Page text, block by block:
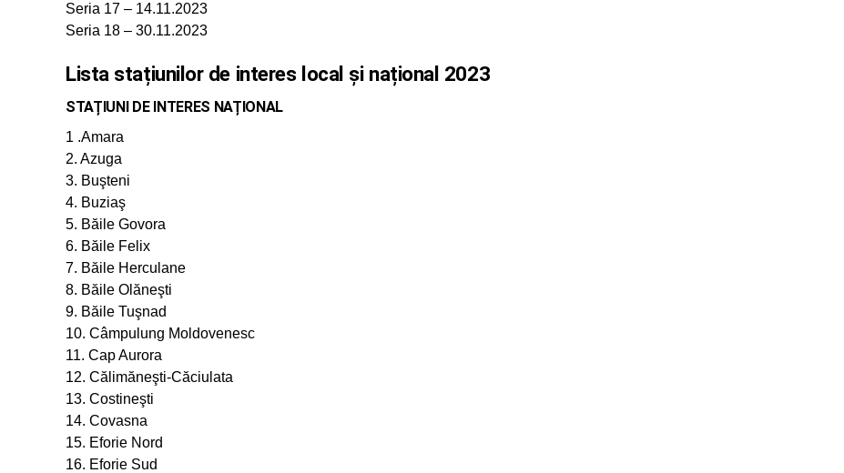
Seria 17 – 14.11.2023
Seria 18 – 30.11.2023
Lista stațiunilor de interes local și național 2023
STAȚIUNI DE INTERES NAȚIONAL
1 .Amara
2. Azuga
3. Buşteni
4. Buziaş
5. Băile Govora
6. Băile Felix
7. Băile Herculane
8. Băile Olăneşti
9. Băile Tuşnad
10. Câmpulung Moldovenesc
11. Cap Aurora
12. Călimăneşti-Căciulata
13. Costineşti
14. Covasna
15. Eforie Nord
16. Eforie Sud